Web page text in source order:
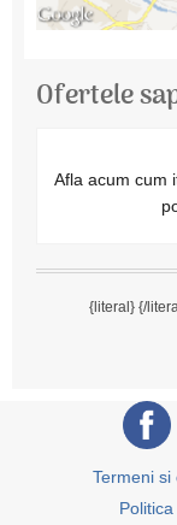
Ofertele
Afla acum cum
{literal} {/
Termeni si